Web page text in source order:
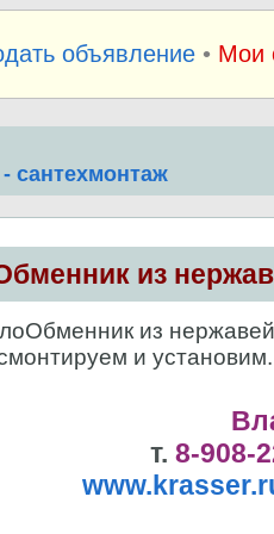
объявление• Мои
сантехмонтаж
из
из
и установим.
т. 8-908-